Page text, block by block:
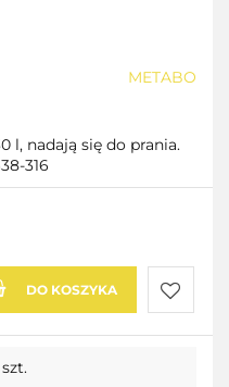
METABO
l, nadają się do prania.
316
DO KOSZYKA
Do
szt.